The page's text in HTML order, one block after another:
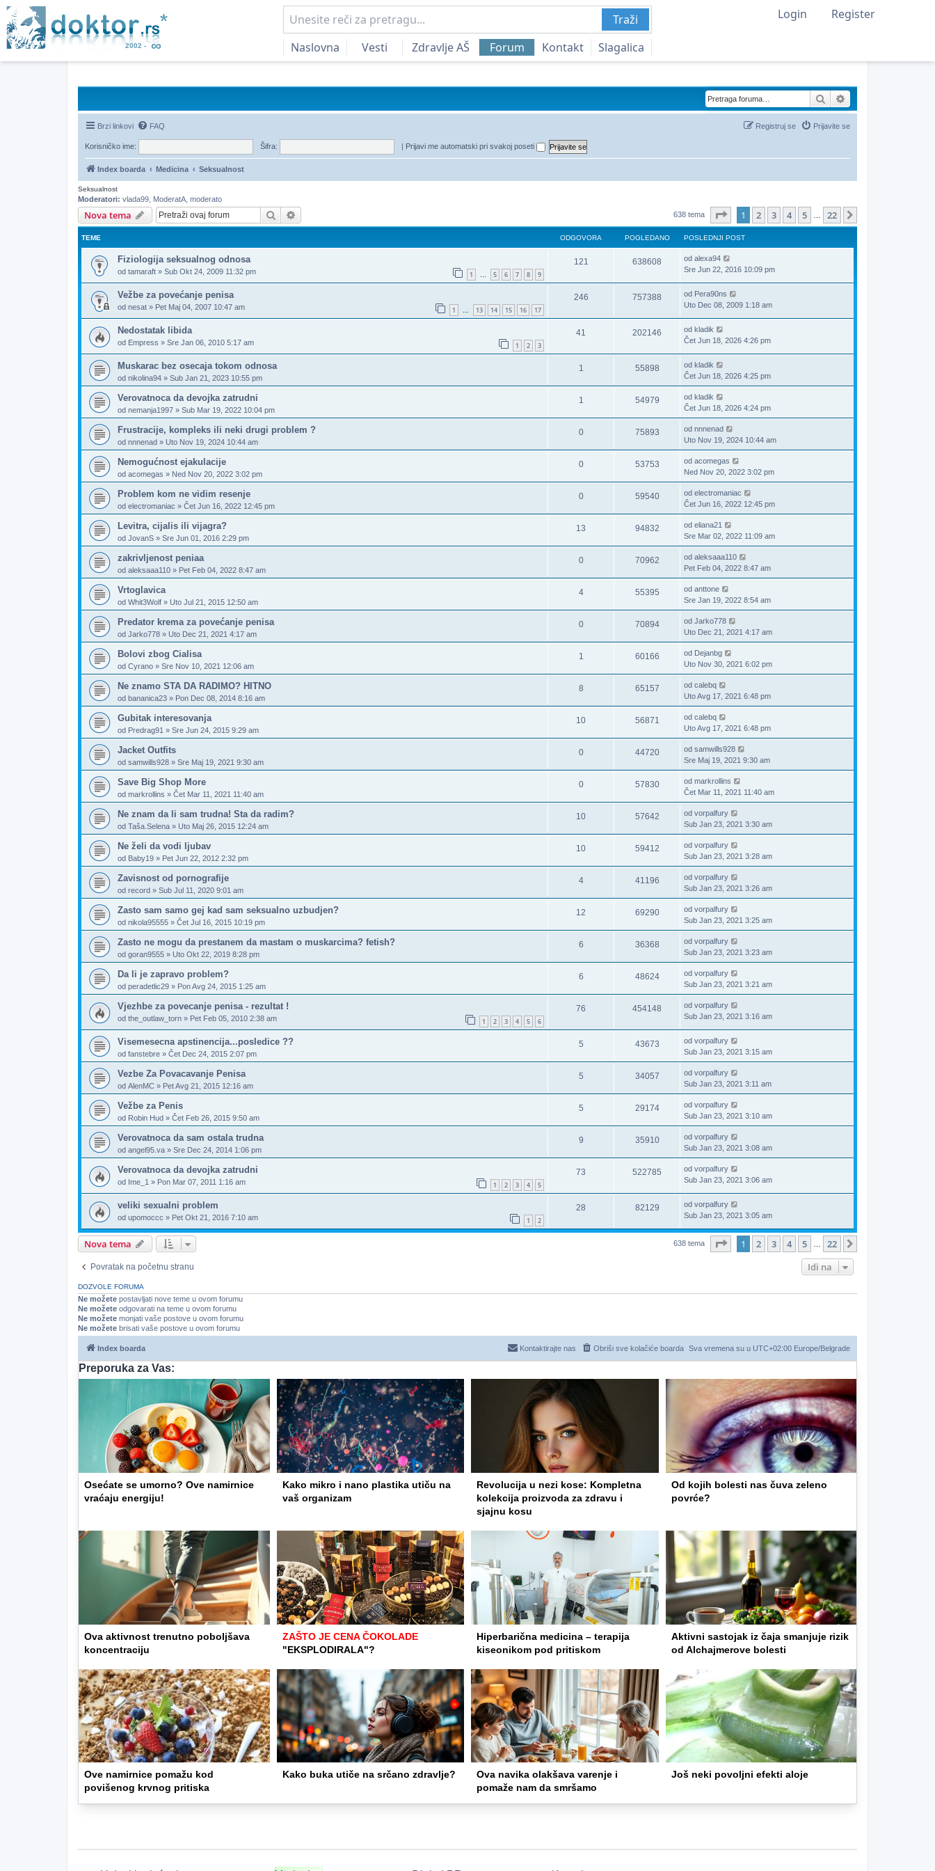
Traži
Naslovna
Vesti Zdravlje AŠ Forum Kontakt Slagalica
Login Register
Pretraga
Brzi linkovi FAQ Prijavite se
Registruj se
Korisničko ime: Šifra: | Prijavi me automatski pri svakoj poseti
Index boarda Medicina Seksualnost
Seksualnost
Moderatori: vlada99 ModeratA moderato
Nova tema Pretraga 638 tema Stranica od 22
1 2 3 4 5 22
TEME ODGOVORA POGLEDANO POSLEDNJI POST
Fiziologija seksualnog odnosa
od tamaraft » Sub Okt 24, 2009 11:32 pm 1 … 5 6 7 8 9
121 638608 od alexa94
Sre Jun 22, 2016 10:09 pm
Vežbe za povećanje penisa
od nesat » Pet Maj 04, 2007 10:47 am 1 … 13 14 15 16 17
246 757388 od Pera90ns
Uto Dec 08, 2009 1:18 am
Nedostatak libida
od Empress » Sre Jan 06, 2010 5:17 am 1 2 3
41 202146 od kladik
Čet Jun 18, 2026 4:26 pm
Muskarac bez osecaja tokom odnosa
od nikolina94 » Sub Jan 21, 2023 10:55 pm
1 55898 od kladik
Čet Jun 18, 2026 4:25 pm
Verovatnoca da devojka zatrudni
od nemanja1997 » Sub Mar 19, 2022 10:04 pm
1 54979 od kladik
Čet Jun 18, 2026 4:24 pm
Frustracije, kompleks ili neki drugi problem ?
od nnnenad » Uto Nov 19, 2024 10:44 am
0 75893 od nnnenad
Uto Nov 19, 2024 10:44 am
Nemogućnost ejakulacije
od acomegas » Ned Nov 20, 2022 3:02 pm
0 53753 od acomegas
Ned Nov 20, 2022 3:02 pm
Problem kom ne vidim resenje
od electromaniac » Čet Jun 16, 2022 12:45 pm
0 59540 od electromaniac
Čet Jun 16, 2022 12:45 pm
Levitra, cijalis ili vijagra?
od JovanS » Sre Jun 01, 2016 2:29 pm
13 94832 od eliana21
Sre Mar 02, 2022 11:09 am
zakrivljenost peniaa
od aleksaaa110 » Pet Feb 04, 2022 8:47 am
0 70962 od aleksaaa110
Pet Feb 04, 2022 8:47 am
Vrtoglavica
od Whit3Wolf » Uto Jul 21, 2015 12:50 am
4 55395 od anttone
Sre Jan 19, 2022 8:54 am
Predator krema za povećanje penisa
od Jarko778 » Uto Dec 21, 2021 4:17 am
0 70894 od Jarko778
Uto Dec 21, 2021 4:17 am
Bolovi zbog Cialisa
od Cyrano » Sre Nov 10, 2021 12:06 am
1 60166 od Dejanbg
Uto Nov 30, 2021 6:02 pm
Ne znamo STA DA RADIMO? HITNO
od bananica23 » Pon Dec 08, 2014 8:16 am
8 65157 od calebq
Uto Avg 17, 2021 6:48 pm
Gubitak interesovanja
od Predrag91 » Sre Jun 24, 2015 9:29 am
10 56871 od calebq
Uto Avg 17, 2021 6:48 pm
Jacket Outfits
od samwills928 » Sre Maj 19, 2021 9:30 am
0 44720 od samwills928
Sre Maj 19, 2021 9:30 am
Save Big Shop More
od markrollins » Čet Mar 11, 2021 11:40 am
0 57830 od markrollins
Čet Mar 11, 2021 11:40 am
Ne znam da li sam trudna! Sta da radim?
od Taša.Selena » Uto Maj 26, 2015 12:24 am
10 57642 od vorpalfury
Sub Jan 23, 2021 3:30 am
Ne želi da vodi ljubav
od Baby19 » Pet Jun 22, 2012 2:32 pm
10 59412 od vorpalfury
Sub Jan 23, 2021 3:28 am
Zavisnost od pornografije
od record » Sub Jul 11, 2020 9:01 am
4 41196 od vorpalfury
Sub Jan 23, 2021 3:26 am
Zasto sam samo gej kad sam seksualno uzbudjen?
od nikola95555 » Čet Jul 16, 2015 10:19 pm
12 69290 od vorpalfury
Sub Jan 23, 2021 3:25 am
Zasto ne mogu da prestanem da mastam o muskarcima? fetish?
od goran9555 » Uto Okt 22, 2019 8:28 pm
6 36368 od vorpalfury
Sub Jan 23, 2021 3:23 am
Da li je zapravo problem?
od peradetlic29 » Pon Avg 24, 2015 1:25 am
6 48624 od vorpalfury
Sub Jan 23, 2021 3:21 am
Vjezhbe za povecanje penisa - rezultat !
od the_outlaw_torn » Pet Feb 05, 2010 2:38 am 1 2 3 4 5 6
76 454148 od vorpalfury
Sub Jan 23, 2021 3:16 am
Visemesecna apstinencija...posledice ??
od fanstebre » Čet Dec 24, 2015 2:07 pm
5 43673 od vorpalfury
Sub Jan 23, 2021 3:15 am
Vezbe Za Povacavanje Penisa
od AlenMC » Pet Avg 21, 2015 12:16 am
5 34057 od vorpalfury
Sub Jan 23, 2021 3:11 am
Vežbe za Penis
od Robin Hud » Čet Feb 26, 2015 9:50 am
5 29174 od vorpalfury
Sub Jan 23, 2021 3:10 am
Verovatnoca da sam ostala trudna
od angel95.va » Sre Dec 24, 2014 1:06 pm
9 35910 od vorpalfury
Sub Jan 23, 2021 3:08 am
Verovatnoca da devojka zatrudni
od Ime_1 » Pon Mar 07, 2011 1:16 am 1 2 3 4 5
73 522785 od vorpalfury
Sub Jan 23, 2021 3:06 am
veliki sexualni problem
od upomoccc » Pet Okt 21, 2016 7:10 am 1 2
28 82129 od vorpalfury
Sub Jan 23, 2021 3:05 am
Nova tema 638 tema Stranica od 22
1 2 3 4 5 22
Povratak na početnu stranu Idi na
DOZVOLE FORUMA
Ne možete postavljati nove teme u ovom forumu
Ne možete odgovarati na teme u ovom forumu
Ne možete monjati vaše postove u ovom forumu
Ne možete brisati vaše postove u ovom forumu
Index boarda Sva vremena su u UTC+02:00 Europe/Belgrade
Obriši sve kolačiće boarda
Kontaktirajte nas
Preporuka za Vas:
Osećate se umorno? Ove namirnice
vraćaju energiju!
Kako mikro i nano plastika utiču na
vaš organizam
Revolucija u nezi kose: Kompletna
kolekcija proizvoda za zdravu i
sjajnu kosu
Od kojih bolesti nas čuva zeleno
povrće?
Ova aktivnost trenutno poboljšava
koncentraciju
ZAŠTO JE CENA ČOKOLADE
"EKSPLODIRALA"?
Hiperbarična medicina – terapija
kiseonikom pod pritiskom
Aktivni sastojak iz čaja smanjuje rizik
od Alchajmerove bolesti
Ove namirnice pomažu kod
povišenog krvnog pritiska
Kako buka utiče na srčano zdravlje?
Ova navika olakšava varenje i
pomaže nam da smršamo
Još neki povoljni efekti aloje